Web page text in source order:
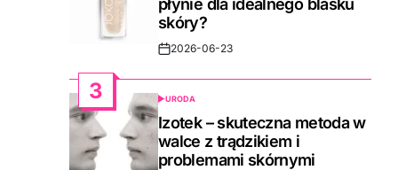
płynie dla idealnego blasku
skóry?
Post2026-06-23
3
POSTED
IN
URODA
Izotek – skuteczna metoda w
walce z trądzikiem i
problemami skórnymi